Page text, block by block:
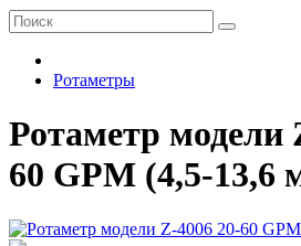
Ротаметры
Ротаметр модели
60 GPM (4,5-13,6